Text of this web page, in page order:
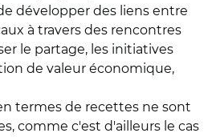
développer des liens entre
à travers des rencontres
le partage, les initiatives
de valeur économique,
termes de recettes ne sont
comme c'est d'ailleurs le cas